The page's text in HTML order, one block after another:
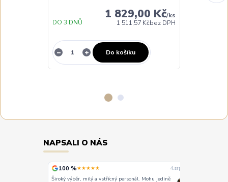
1 829,00 Kč/ks
1 511,57 Kčbez DPH
DO 3 DNŮ
Do košíku
NAPSALI O NÁS
100 %★★★★★ 4. srpna
Široký výběr, milý a vstřícný personál. Mohu jedině